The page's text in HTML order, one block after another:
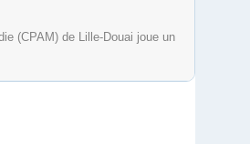
(CPAM) de Lille-Douai joue un